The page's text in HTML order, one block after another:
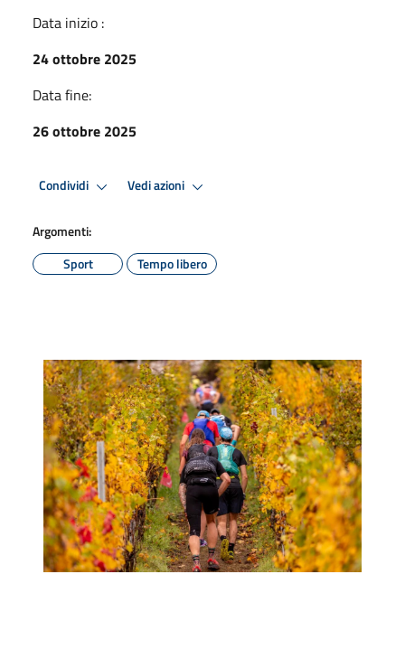
Data inizio :
24 ottobre 2025
Data fine:
26 ottobre 2025
Condividi Vedi azioni
Argomenti:
Sport
Tempo libero